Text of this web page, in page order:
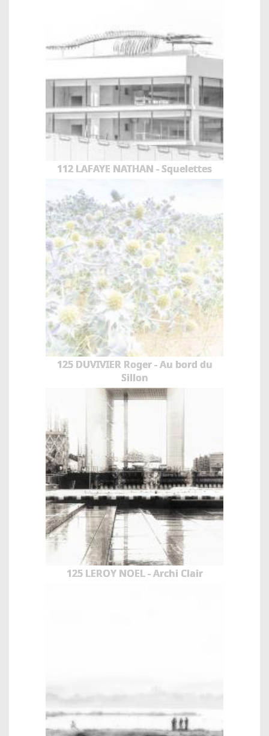
112 LAFAYE NATHAN - Squelettes
125 DUVIVIER Roger - Au bord du
Sillon
125 LEROY NOEL - Archi Clair